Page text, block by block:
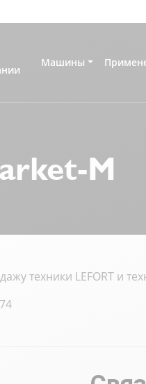
Машины
M
техники LEFORT и